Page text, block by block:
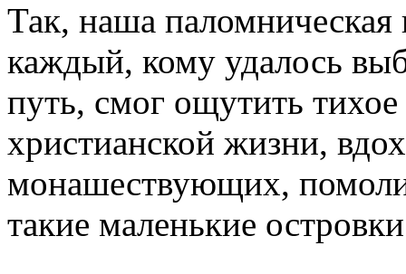
Так, наша
каждый, кому удалось
путь, смог ощутить
христианской жизни,
монашествующих,
такие маленькие